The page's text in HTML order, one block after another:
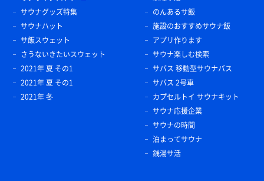
サウナグッズ特集
サウナハット
サ飯スウェット
さうないきたいスウェット
2021年 夏 その1
2021年 夏 その1
2021年 冬
のんあるサ飯
施設のおすすめサウナ飯
アプリ作ります
サウナ楽しむ検索
サバス 移動型サウナバス
サバス 2号車
カプセルトイ サウナキット
サウナ応援企業
サウナの時間
泊まってサウナ
銭湯サ活